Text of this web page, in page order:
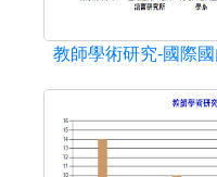
教師學術研究-國際